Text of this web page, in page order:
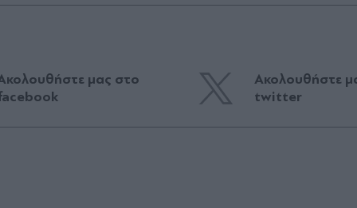
μας στο
Ακολουθήστε
twitter